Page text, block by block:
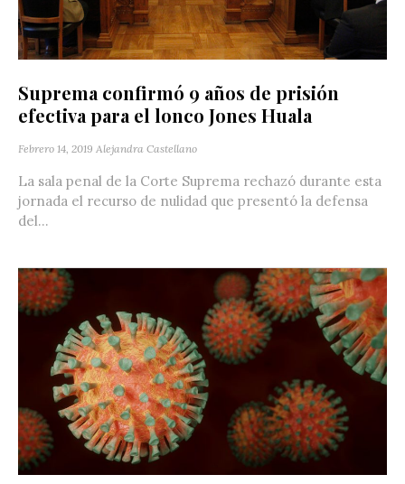
Suprema confirmó 9 años de prisión
efectiva para el lonco Jones Huala
Febrero 14, 2019 Alejandra Castellano
La sala penal de la Corte Suprema rechazó durante esta
jornada el recurso de nulidad que presentó la defensa
del...